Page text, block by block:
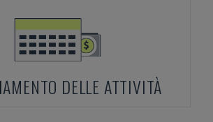
DELLE ATTIVITÀ